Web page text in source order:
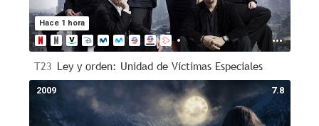
Hace 1 hora
T23 Ley y orden: Unidad de Víctimas Especiales
7.8
2009